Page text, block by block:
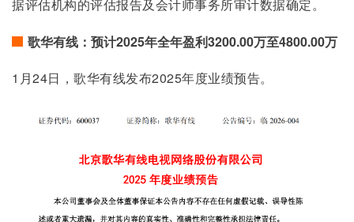
据评估机构的评估报告及会计师事务所审计数据确定。
歌华有线：预计2025年全年盈利3200.00万至4800.00万
1月24日，歌华有线发布2025年度业绩预告。